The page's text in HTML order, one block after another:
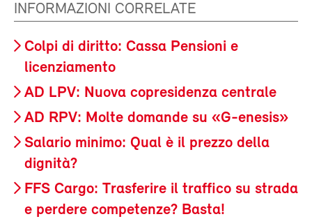
INFORMAZIONI CORRELATE
Colpi di diritto: Cassa Pensioni e
licenziamento
AD LPV: Nuova copresidenza centrale
AD RPV: Molte domande su «G-enesis»
Salario minimo: Qual è il prezzo della
dignità?
FFS Cargo: Trasferire il traffico su strada
e perdere competenze? Basta!